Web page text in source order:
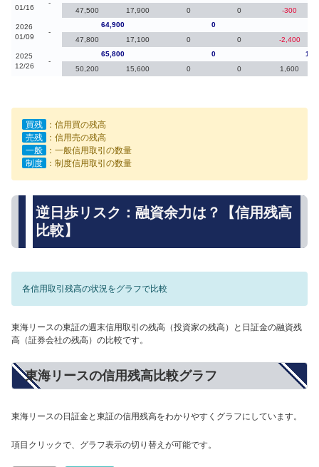
01/16
-
47,500
17,900 0 0 -300
2026
01/09
-
64,900 0
47,800
17,100 0 0 -2,400
2025
12/26
-
65,800 0
50,200
15,600 0 0 1,600
買残
：信用買の残高
売残
：信用売の残高
一般
：一般信用取引の数量
制度
：制度信用取引の数量
逆日歩リスク：融資余力は？【信用残高
比較】
各信用取引残高の状況をグラフで比較
東海リースの東証の週末信用取引の残高（投資家の残高）と日証金の融資残
高（証券会社の残高）の比較です。
東海リースの信用残高比較グラフ
東海リースの日証金と東証の信用残高をわかりやすくグラフにしています。
項目クリックで、グラフ表示の切り替えが可能です。